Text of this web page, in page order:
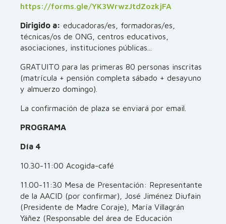
https://forms.gle/YK3WrwzJtdZozkjFA
Dirigido a: educadoras/es, formadoras/es,
técnicas/os de ONG, centros educativos,
asociaciones, instituciones públicas...
GRATUITO para las primeras 80 personas inscritas
(matrícula + pensión completa sábado + desayuno
y almuerzo domingo).
La confirmación de plaza se enviará por email.
PROGRAMA
Día 4
10.30-11:00 Acogida-café
11.00-11:30 Mesa de Presentación: Representante
de la AACID (por confirmar), José Jiménez Diufain
(Presidente de Madre Coraje), María Villagrán
Yáñez (Responsable del área de Educación